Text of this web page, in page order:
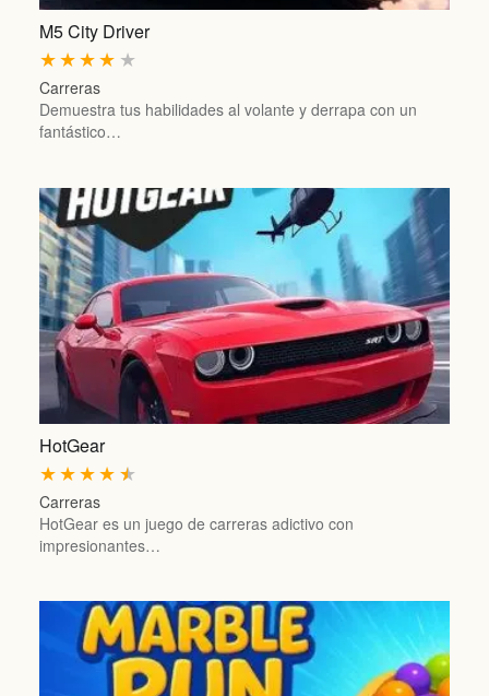
M5 City Driver
★
★
★
★
★
Carreras
Demuestra tus habilidades al volante y derrapa con un
fantástico…
HotGear
★
★
★
★
★
Carreras
HotGear es un juego de carreras adictivo con
impresionantes…